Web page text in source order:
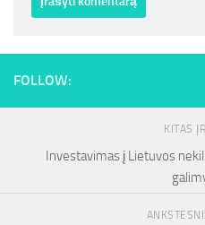
FOLLOW:
KITAS
Investavimas į Lietuvos